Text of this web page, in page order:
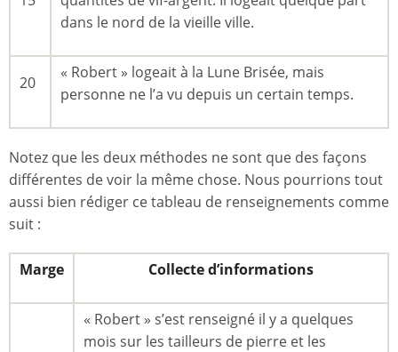
dans le nord de la vieille ville.
20
« Robert » logeait à la Lune Brisée, mais
personne ne l’a vu depuis un certain temps.
Notez que les deux méthodes ne sont que des façons
différentes de voir la même chose. Nous pourrions tout
aussi bien rédiger ce tableau de renseignements comme
suit :
Marge Collecte d’informations
« Robert » s’est renseigné il y a quelques
mois sur les tailleurs de pierre et les